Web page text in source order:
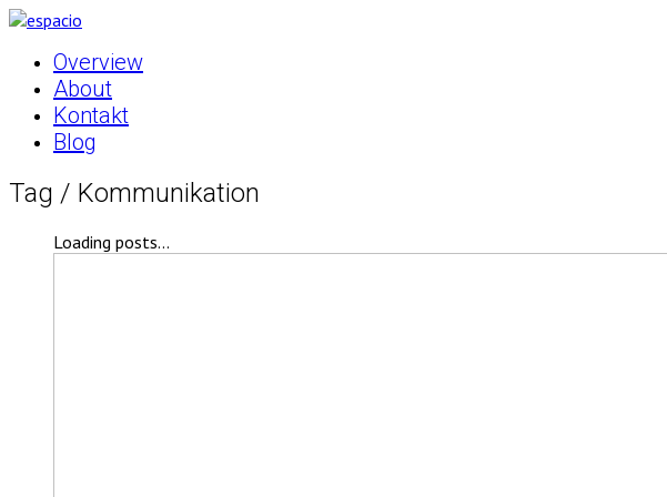
Overview
About
Kontakt
Blog
Tag / Kommunikation
Loading posts...